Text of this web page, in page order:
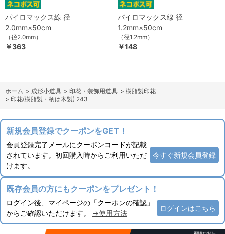
パイロマックス線 径
2.0mm×50cm
（径2.0mm）
￥363
パイロマックス線 径
1.2mm×50cm
（径1.2mm）
￥148
ホーム > 成形小道具 > 印花・装飾用道具 > 樹脂製印花
> 印花(樹脂製・柄は木製) 243
新規会員登録でクーポンをGET！
会員登録完了メールにクーポンコードが記載
されています。初回購入時からご利用いただ
けます。
今すぐ新規会員登録
既存会員の方にもクーポンをプレゼント！
ログイン後、マイページの「クーポンの確認」
からご確認いただけます。 →使用方法
ログインはこちら